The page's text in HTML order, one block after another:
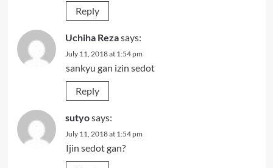
Reply
Uchiha Rezasays:
July 11, 2018 at 1:54 pm
sankyu gan izin sedot
Reply
sutyosays:
July 11, 2018 at 1:54 pm
Ijin sedot gan?